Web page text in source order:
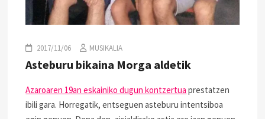
2017/11/06 MUSIKALIA
Asteburu bikaina Morga aldetik
Azaroaren 19an eskainiko dugun kontzertua prestatzen
ibili gara. Horregatik, entseguen asteburu intentsiboa